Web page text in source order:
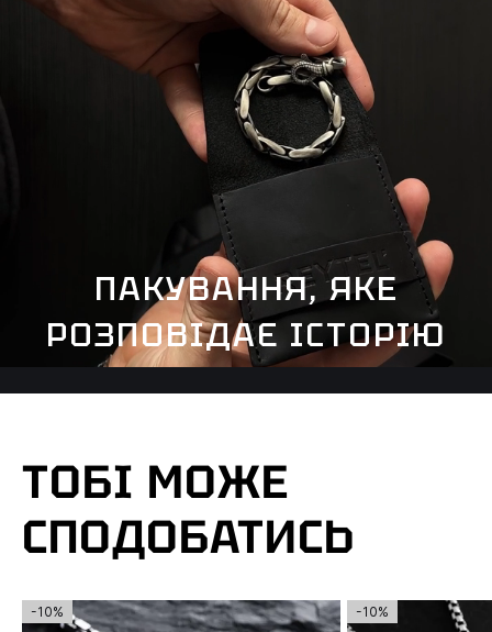
ПАКУВАННЯ, ЯКЕ
РОЗПОВІДАЄ ІСТОРІЮ
ТОБІ МОЖЕ
СПОДОБАТИСЬ
-10% -10%